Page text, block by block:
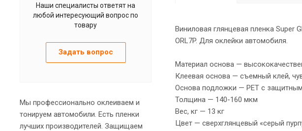
Виниловая глянцевая пленка Super
ORL7P. Для оклейки автомобиля.
Материал основа —
Клеевая основа — съемный клей,
Основа подложки — PET с
Толщина — 140-160 мкм
Вес, кг — 13 кг
Цвет — сверхглянцевый «серый
Наши специалисты ответят на
любой интересующий вопрос по
товару
Задать вопрос
Мы профессионально оклеиваем и
тонируем автомобили. Есть пленки
лучших производителей. Защищаем